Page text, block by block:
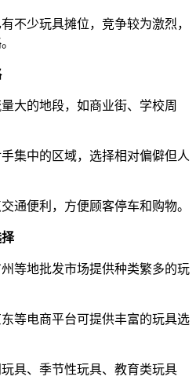
不少玩具摊位，竞争较为激烈，
大的地段，如商业街、学校周
集中的区域，选择相对偏僻但人
通便利，方便顾客停车和购物。
等地批发市场提供种类繁多的玩
等电商平台可提供丰富的玩具选
具、季节性玩具、教育类玩具